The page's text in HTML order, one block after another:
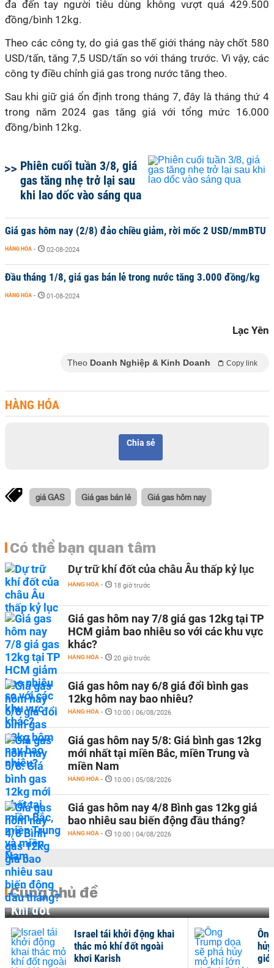
đa đến tay người tiêu dùng không vượt quá 429.500
đồng/bình 12kg.
Theo các công ty, do giá gas thế giới tháng này chốt 580
USD/tấn, tăng 7,5 USD/tấn so với tháng trước. Vì vậy, các
công ty điều chỉnh giá gas trong nước tăng theo.
Sau khi giữ giá ổn định trong tháng 7, đây là tháng thứ 4
trong năm 2024 gas tăng giá với tổng mức 16.000
đồng/bình 12kg.
Phiên cuối tuần 3/8, giá
gas tăng nhẹ trở lại sau
khi lao dốc vào sáng qua
Giá gas hôm nay (2/8) đảo chiều giảm, rời mốc 2 USD/mmBTU
HÀNG HÓA - 02-08-2024
Đầu tháng 1/8, giá gas bán lẻ trong nước tăng 3.000 đồng/kg
HÀNG HÓA - 01-08-2024
Lạc Yên
Theo Doanh Nghiệp & Kinh Doanh Copy link
HÀNG HÓA
Chia sẻ
giá GAS Giá gas bán lẻ Giá gas hôm nay
Có thể bạn quan tâm
Dự trữ khí đốt của châu Âu thấp kỷ lục
HÀNG HÓA - 18 giờ trước
Giá gas hôm nay 7/8 giá gas 12kg tại TP
HCM giảm bao nhiêu so với các khu vực
khác?
HÀNG HÓA - 20 giờ trước
Giá gas hôm nay 6/8 giá đổi bình gas
12kg hôm nay bao nhiêu?
HÀNG HÓA - 10:00 | 06/08/2026
Giá gas hôm nay 5/8: Giá bình gas 12kg
mới nhất tại miền Bắc, miền Trung và
miền Nam
HÀNG HÓA - 10:00 | 05/08/2026
Giá gas hôm nay 4/8 Bình gas 12kg giá
bao nhiêu sau biến động đầu tháng?
HÀNG HÓA - 10:00 | 04/08/2026
Cùng chủ đề
Khí đốt
Israel tái khởi động khai
thác mỏ khí đốt ngoài
khơi Karish